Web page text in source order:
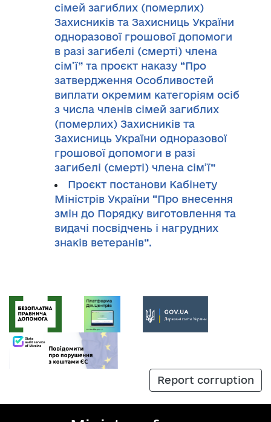
сімей загиблих (померлих)
Захисників та Захисниць України
одноразової грошової допомоги
в разі загибелі (смерті) члена
сім’ї” та проєкт наказу “Про
затвердження Особливостей
виплати окремим категоріям осіб
з числа членів сімей загиблих
(померлих) Захисників та
Захисниць України одноразової
грошової допомоги в разі
загибелі (смерті) члена сім’ї”
Проєкт постанови Кабінету
Міністрів України “Про внесення
змін до Порядку виготовлення та
видачі посвідчень і нагрудних
знаків ветеранів”.
Report corruption